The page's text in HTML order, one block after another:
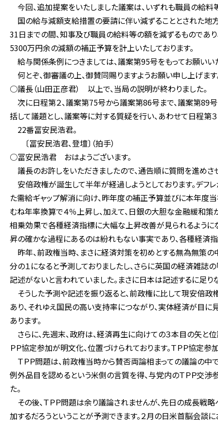
今回、追加提案をいたしました議案は、いずれも職員の給
国の給与減額支給措置の要請に伴い減ずることとされた地
31日までの間、知事及び職員の給料等の額を減ずるものであ
5300万円余の減額の補正予算を計上いたしております。
給与関係条例につきましては、議案第95号をもってお願いい
何とぞ、御審議の上、御賛同賜りますようお願い申し上げます
○議長（山田正彦君） 以上で、当局の説明が終わりました。
次に日程第２、議案第75号から議案第86号まで、議案第
括して議題とし、議案等に対する質疑を行い、あわせて日程第
22番冨安民浩君。
〔冨安民浩君、登壇〕（拍手）
○冨安民浩君 おはようございます。
議長のお許しをいただきましたので、通告順に質問を進めさ
安倍政権が誕生して半年が経過しようとしております。デフ
た需給ギャップ解消に向け、昨年度の補正予算並びに本年度
むね年率換算で４％上昇し、加えて、日銀の大胆な金融緩和
相乗効果で各種経済指標に大幅な上昇改善が見られるように
昇の確かな過程にあるのは紛れもない事実であり、各種経済指
昨年、前政権当時、まさに経済対策を初めとする無為無策の
分の１になると予測しておりましたし、さらに英国の経済雑誌
記述がないと言われていました。まさに日本は記述するに足り
そうした予測や記述を振り返ると、前政権に比して現安倍
あり、それゆえ国民の高い支持率につながり、実体経済が目に
あります。
さらに、先週末、政府は、経済再生に向けての３本目の矢と
ＰＰ協定参加が明文化、位置づけられております。ＴＰＰ協定
ＴＰＰ問題は、前政権当時から賛否両論相まっての議論の
例外品目を認めるという米側の言質を得、与党内のＴＰＰ交渉
た。
その後、ＴＰＰ問題は余り議論されませんが、先日の成長戦
加するだろうということが予測できます。２月の日米首脳会談